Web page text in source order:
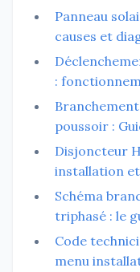
Panneau
causes et
:
poussoir :
Disjoncteur
installation
Schéma
triphasé : le
Code
menu